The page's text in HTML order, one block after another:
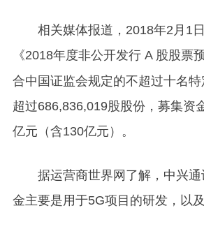
相关媒体报道，2018年2月1
《2018年度非公开发行 A 股股票
合中国证监会规定的不超过十名
超过686,836,019股股份，募集资
亿元（含130亿元）。
据运营商世界网了解，中兴
金主要是用于5G项目的研发，以